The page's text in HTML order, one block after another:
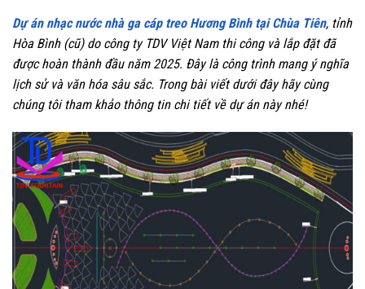
Dự án nhạc nước nhà ga cáp treo Hương Bình tại Chùa Tiên, tỉnh
Hòa Bình (cũ) do công ty TDV Việt Nam thi công và lắp đặt đã
được hoàn thành đầu năm 2025. Đây là công trình mang ý nghĩa
lịch sử và văn hóa sâu sắc. Trong bài viết dưới đây hãy cùng
chúng tôi tham khảo thông tin chi tiết về dự án này nhé!